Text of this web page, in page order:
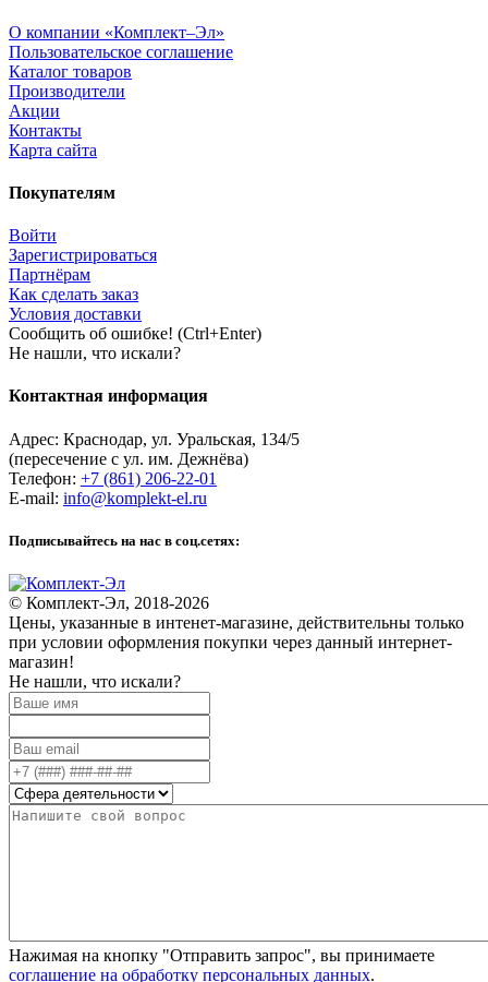
О компании «Комплект–Эл»
Пользовательское соглашение
Каталог товаров
Производители
Акции
Контакты
Карта сайта
Покупателям
Войти
Зарегистрироваться
Партнёрам
Как сделать заказ
Условия доставки
Сообщить об ошибке! (Ctrl+Enter)
Не нашли, что искали?
Контактная информация
Адрес: Краснодар, ул. Уральская, 134/5
(пересечение с ул. им. Дежнёва)
Телефон: +7 (861) 206-22-01
E-mail: info@komplekt-el.ru
Подписывайтесь на нас в соц.сетях:
© Комплект-Эл, 2018-2026
Цены, указанные в интенет-магазине, действительны только
при условии оформления покупки через данный интернет-
магазин!
Не нашли, что искали?
Нажимая на кнопку "Отправить запрос", вы принимаете
соглашение на обработку персональных данных.